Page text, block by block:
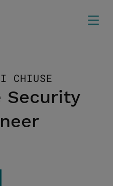
CHIUSE
Security